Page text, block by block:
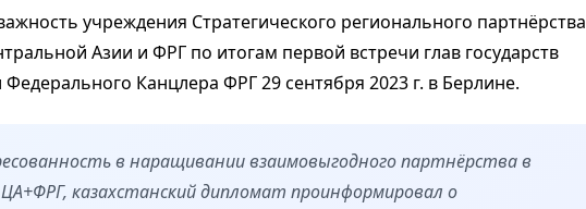
учреждения Стратегического регионального партнёрства
Азии и ФРГ по итогам первой встречи глав государств
Канцлера ФРГ 29 сентября 2023 г. в Берлине.
в наращивании взаимовыгодного партнёрства в
казахстанский дипломат проинформировал о